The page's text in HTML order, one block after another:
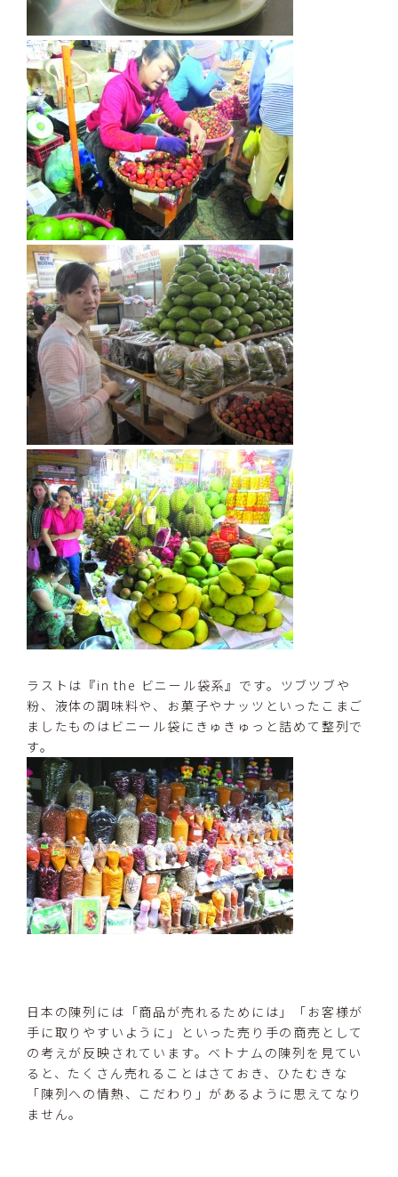
ラストは『in the ビニール袋系』です。ツブツブや
粉、液体の調味料や、お菓子やナッツといったこまご
ましたものはビニール袋にきゅきゅっと詰めて整列で
す。
日本の陳列には「商品が売れるためには」「お客様が
手に取りやすいように」といった売り手の商売として
の考えが反映されています。ベトナムの陳列を見てい
ると、たくさん売れることはさておき、ひたむきな
「陳列への情熱、こだわり」があるように思えてなり
ません。